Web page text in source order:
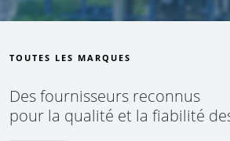
TOUTES LES MARQUES
Des fournisseurs reconnus
pour la qualité et la fiabilité